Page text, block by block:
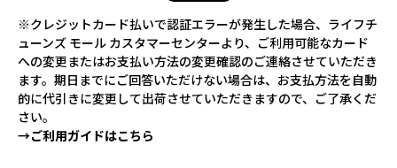
※クレジットカード払いで認証エラーが発生した場合、ライフチ
ューンズ モール カスタマーセンターより、ご利用可能なカード
への変更またはお支払い方法の変更確認のご連絡させていただき
ます。期日までにご回答いただけない場合は、お支払方法を自動
的に代引きに変更して出荷させていただきますので、ご了承くだ
さい。
→ご利用ガイドはこちら